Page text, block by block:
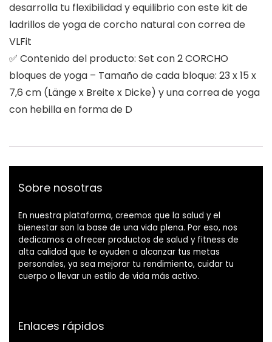
desarrolla tu flexibilidad y equilibrio con este kit de
ladrillos de yoga de corcho natural con correa de
VLFit
✅ Contenido del producto: Set con 2 CORCHO
bloques de yoga – Tamaño de cada bloque: 23 x 15 x
7,6 cm (Länge x Breite x Dicke) y una correa de yoga
con hebilla en forma de D
Sobre nosotras
En nuestra plataforma, creemos que la salud y el
bienestar son la base de una vida plena. Por eso, nos
dedicamos a ofrecer productos de salud y fitness de
alta calidad que te ayuden a alcanzar tus metas
personales, ya sea mejorar tu rendimiento, cuidar tu
cuerpo o llevar un estilo de vida más activo.
Enlaces rápidos